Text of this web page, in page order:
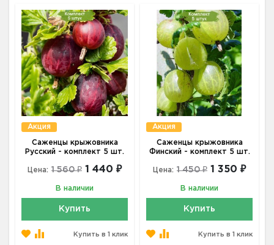
Акция
Саженцы крыжовника
Русский - комплект 5 шт.
Цена: 1 560 ₽ 1 440 ₽
В наличии
Купить
Купить в 1 клик
Акция
Саженцы крыжовника
Финский - комплект 5 шт.
Цена: 1 450 ₽ 1 350 ₽
В наличии
Купить
Купить в 1 клик